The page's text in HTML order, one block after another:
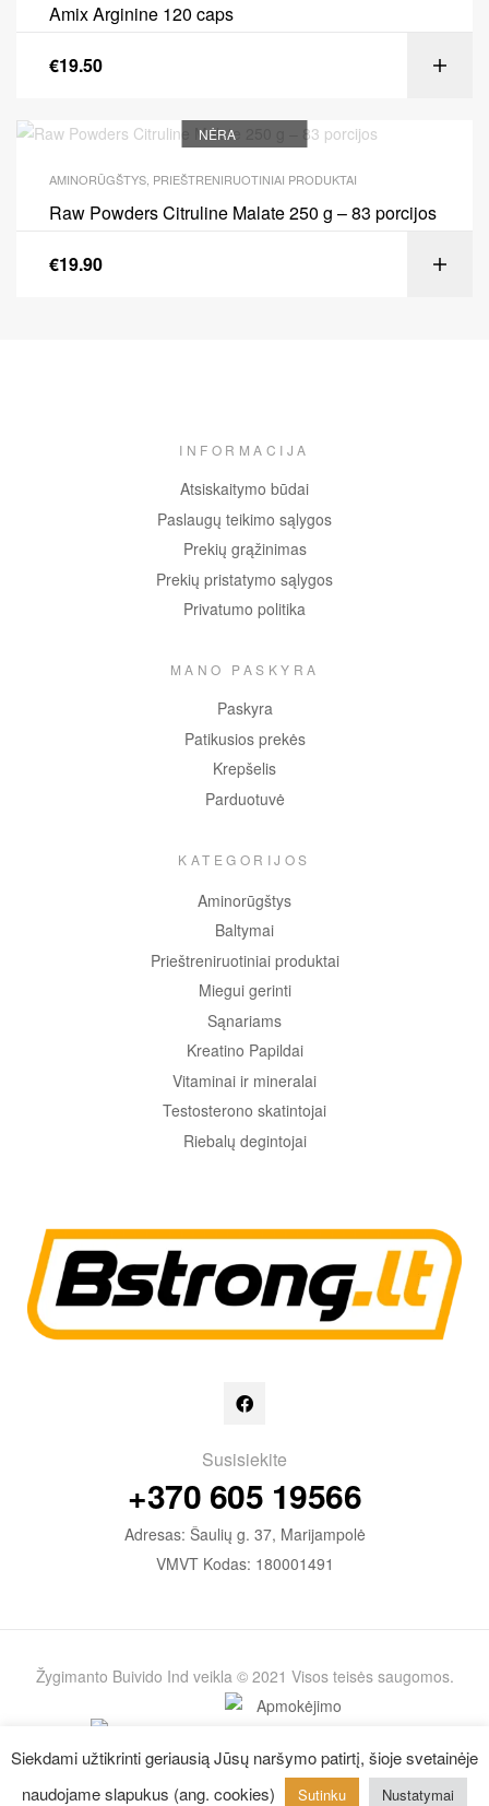
Amix Arginine 120 caps
€19.50
NĖRA
AMINORŪGŠTYS PRIEŠTRENIRUOTINIAI PRODUKTAI
Raw Powders Citruline Malate 250 g – 83 porcijos
€19.90
Susisiekite
+370 605 19566
Adresas: Šaulių g. 37, Marijampolė
VMVT Kodas: 180001491
INFORMACIJA
Atsiskaitymo būdai
Paslaugų teikimo sąlygos
Prekių grąžinimas
Prekių pristatymo sąlygos
Privatumo politika
MANO PASKYRA
Paskyra
Patikusios prekės
Krepšelis
Parduotuvė
KATEGORIJOS
Aminorūgštys
Baltymai
Prieštreniruotiniai produktai
Miegui gerinti
Sąnariams
Kreatino Papildai
Vitaminai ir mineralai
Testosterono skatintojai
Riebalų degintojai
Žygimanto Buivido Ind veikla © 2021 Visos teisės saugomos.
Siekdami užtikrinti geriausią Jūsų naršymo patirtį, šioje svetainėje
naudojame slapukus (ang. cookies)
Sutinku Nustatymai